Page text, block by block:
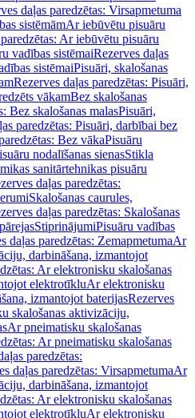
daļas paredzētas: Virsapmetuma
sistēmāmAr iebūvētu pisuāru
Ar iebūvētu pisuāru
vadības sistēmaiRezerves daļas
sistēmaiPisuāri, skalošanas
Rezerves daļas paredzētas: Pisuāri,
vākamBez skalošanas
Bez skalošanas malasPisuāri,
paredzētas: Pisuāri, darbībai bez
Bez vākaPisuāru
nodalīšanas sienasStikla
sanitārtehnikas pisuāru
daļas paredzētas:
Skalošanas caurules,
daļas paredzētas: Skalošanas
StiprinājumiPisuāru vadības
daļas paredzētas: ZemapmetumaAr
darbināšana, izmantojot
Ar elektronisku skalošanas
elektrotīkluAr elektronisku
izmantojot baterijasRezerves
skalošanas aktivizāciju,
Ar pneimatisku skalošanas
Ar pneimatisku skalošanas
paredzētas:
daļas paredzētas: VirsapmetumaAr
darbināšana, izmantojot
Ar elektronisku skalošanas
elektrotīkluAr elektronisku